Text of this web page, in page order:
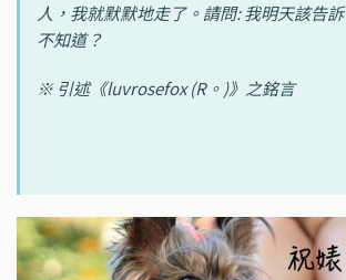
人，我就默默地走了。請問: 我明天該告
不知道？
※ 引述《luvrosefox (R。)》之銘言